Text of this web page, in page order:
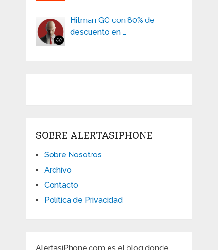
Hitman GO con 80% de
descuento en …
SOBRE ALERTASIPHONE
Sobre Nosotros
Archivo
Contacto
Política de Privacidad
AlertasiPhone.com es el blog donde